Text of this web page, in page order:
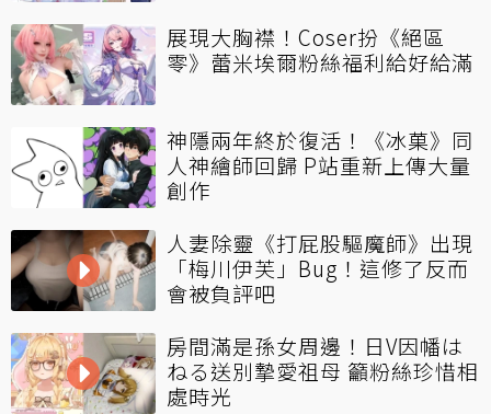
展現大胸襟！Coser扮《絕區
零》蕾米埃爾粉絲福利給好給滿
神隱兩年終於復活！《冰菓》同
人神繪師回歸 P站重新上傳大量
創作
人妻除靈《打屁股驅魔師》出現
「梅川伊芙」Bug！這修了反而
會被負評吧
房間滿是孫女周邊！日V因幡は
ねる送別摯愛祖母 籲粉絲珍惜相
處時光